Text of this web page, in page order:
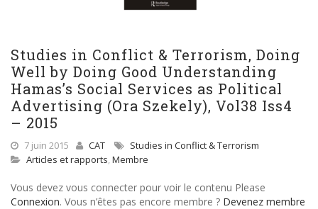
Studies in Conflict & Terrorism, Doing
Well by Doing Good Understanding
Hamas’s Social Services as Political
Advertising (Ora Szekely), Vol38 Iss4
– 2015
7 juin 2015 CAT
Studies in Conflict & Terrorism
Articles et rapports, Membre
Vous devez vous connecter pour voir le contenu Please
Connexion. Vous n’êtes pas encore membre ? Devenez membre